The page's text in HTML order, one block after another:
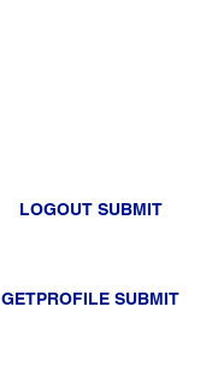
LOGOUT SUBMIT
GETPROFILE SUBMIT